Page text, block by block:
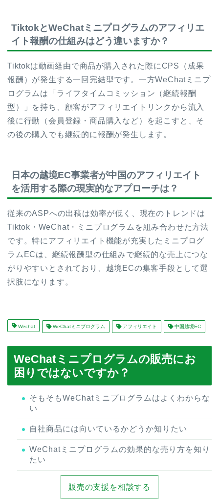
TiktokとWeChatミニプログラムのアフィリエ
イト報酬の仕組みはどう違いますか？
Tiktokは動画経由で商品が購入された際にCPS（成果
報酬）が発生する一回完結型です。一方WeChatミニプ
ログラムは「ライフタイムコミッション（継続報酬
型）」を持ち、顧客がアフィリエイトリンクから流入
後に行動（会員登録・商品購入など）を起こすと、そ
の後の購入でも継続的に報酬が発生します。
日本の越境EC事業者が中国のアフィリエイト
を活用する際の現実的なアプローチは？
従来のASPへの出稿は効率が低く、現在のトレンドは
Tiktok・WeChat・ミニプログラムを組み合わせた方法
です。特にアフィリエイト機能が充実したミニプログ
ラムECは、継続報酬型の仕組みで継続的な売上につな
がりやすいとされており、越境ECの集客手段として選
択肢になります。
Wechat WeChatミニプログラム アフィリエイト 中国越境EC
WeChatミニプログラムの販売にお
困りではないですか？
そもそもWeChatミニプログラムはよくわからな
い
自社商品には向いているかどうか知りたい
WeChatミニプログラムの効果的な売り方を知り
たい
販売の支援を相談する